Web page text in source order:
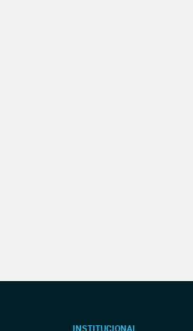
INSTITUCIONAL